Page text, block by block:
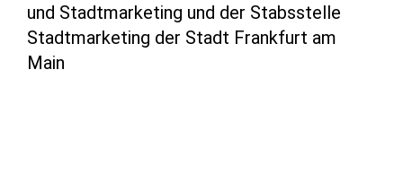
und Stadtmarketing und der Stabsstelle
Stadtmarketing der Stadt Frankfurt am
Main